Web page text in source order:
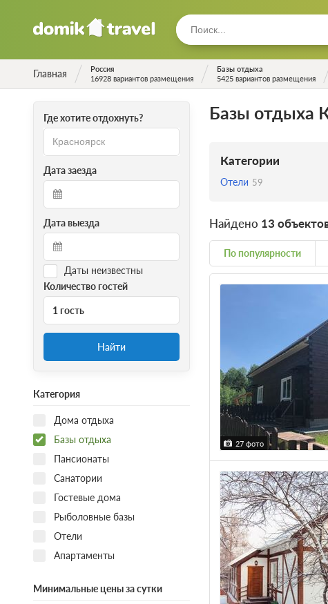
Главная
Россия
16928 вариантов размещения
Базы отдыха
5425 вариантов размещения
Где хотите отдохнуть?
Дата заезда
Дата выезда
Даты неизвестны
Количество гостей
1 гость
Найти
Категория
Дома отдыха
Базы отдыха
Пансионаты
Санатории
Гостевые дома
Рыболовные базы
Отели
Апартаменты
Минимальные цены за сутки
Базы отдыха
Категории
Отели 59
Найдено 13
По популярности
27 фото